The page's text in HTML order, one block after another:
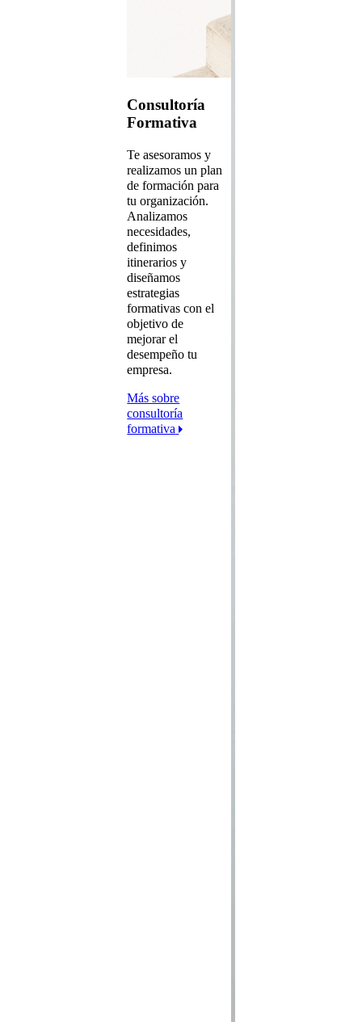
Consultoría
Formativa
Te asesoramos y
realizamos un plan
de formación para
tu organización.
Analizamos
necesidades,
definimos
itinerarios y
diseñamos
estrategias
formativas con el
objetivo de
mejorar el
desempeño tu
empresa.
Más sobre
consultoría
formativa